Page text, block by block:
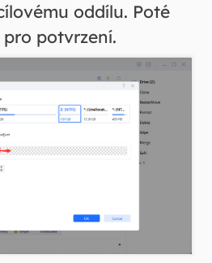
oddílu. Poté
potvrzení.